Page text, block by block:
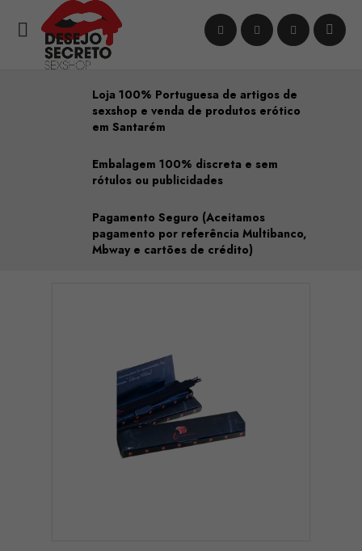

Loja 100% Portuguesa de artigos de
sexshop e venda de produtos erótico
em Santarém
Embalagem 100% discreta e sem
rótulos ou publicidades
Pagamento Seguro (Aceitamos
pagamento por referência Multibanco,
Mbway e cartões de crédito)